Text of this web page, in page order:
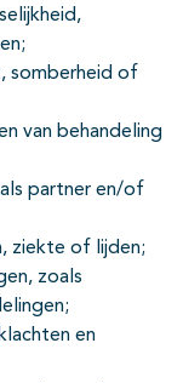
somberheid of
van behandeling
partner en/of
ziekte of lijden;
zoals
en